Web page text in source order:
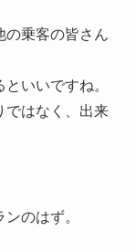
の乗客の皆さん
いいですね。
ではなく、出来
のはず。